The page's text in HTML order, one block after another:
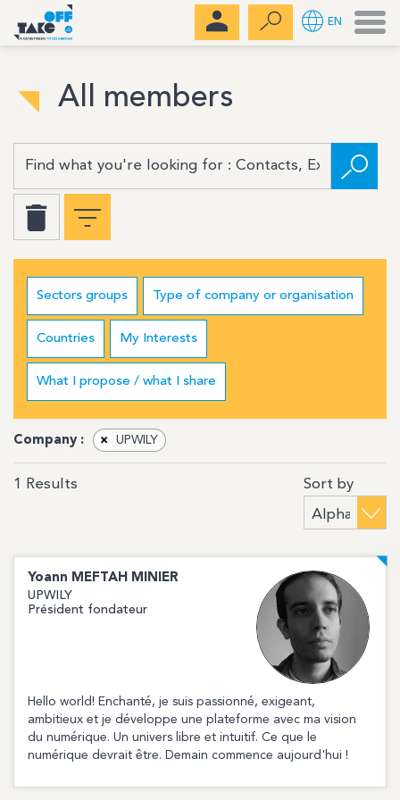
All members
Sectors groups Type of company or organisation
Countries My Interests
What I propose / what I share
Company : × UPWILY
1 Results Sort by
Yoann MEFTAH MINIER
UPWILY
Président fondateur
Hello world! Enchanté, je suis passionné, exigeant,
ambitieux et je développe une plateforme avec ma vision
du numérique. Un univers libre et intuitif. Ce que le
numérique devrait être. Demain commence aujourd'hui !
EN